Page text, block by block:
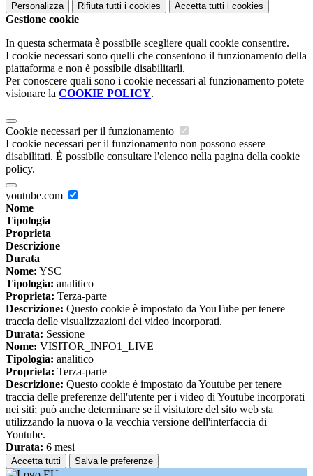
Personalizza Rifiuta tutti i cookies Accetta tutti i cookies
Gestione cookie
In questa schermata è possibile scegliere quali cookie consentire.
I cookie necessari sono quelli che consentono il funzionamento della
piattaforma e non è possibile disabilitarli.
Per conoscere quali sono i cookie necessari al funzionamento potete
visionare la COOKIE POLICY.
Cookie necessari per il funzionamento
I cookie necessari per il funzionamento non possono essere
disabilitati. È possibile consultare l'elenco nella pagina della cookie
policy.
youtube.com
Nome
Tipologia
Proprieta
Descrizione
Durata
Nome: YSC
Tipologia: analitico
Proprieta: Terza-parte
Descrizione: Questo cookie è impostato da YouTube per tenere
traccia delle visualizzazioni dei video incorporati.
Durata: Sessione
Nome: VISITOR_INFO1_LIVE
Tipologia: analitico
Proprieta: Terza-parte
Descrizione: Questo cookie è impostato da Youtube per tenere
traccia delle preferenze dell'utente per i video di Youtube incorporati
nei siti; può anche determinare se il visitatore del sito web sta
utilizzando la nuova o la vecchia versione dell'interfaccia di
Youtube.
Durata: 6 mesi
Accetta tutti Salva le preferenze